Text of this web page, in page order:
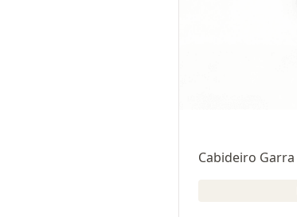
Cabideiro Garra